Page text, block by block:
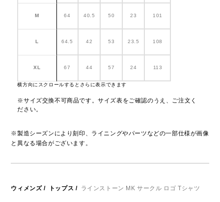
M 64 40.5 50 23 101
L 64.5 42 53 23.5 108
XL 67 44 57 24 113
横方向にスクロールするとさらに表示できます
※サイズ交換不可商品です。サイズ表をご確認のうえ、ご注文く
ださい。
※製造シーズンにより刻印、ライニングやパーツなどの一部仕様が画像
と異なる場合がございます。
ウィメンズ/ トップス / ラインストーン MK サークル ロゴ Tシャツ